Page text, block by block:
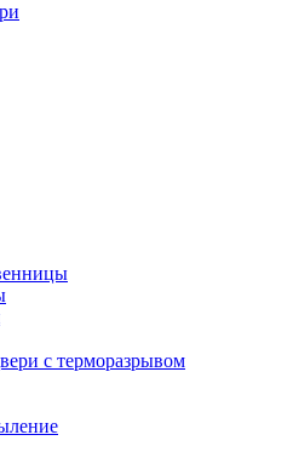
с терморазрывом